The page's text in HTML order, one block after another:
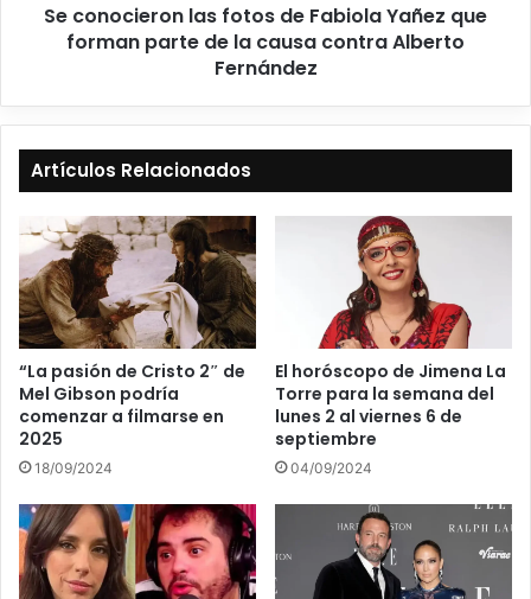
Se conocieron las fotos de Fabiola Yañez que
forman parte de la causa contra Alberto
Fernández
Artículos Relacionados
“La pasión de Cristo 2″ de
Mel Gibson podría
comenzar a filmarse en
2025
18/09/2024
El horóscopo de Jimena La
Torre para la semana del
lunes 2 al viernes 6 de
septiembre
04/09/2024